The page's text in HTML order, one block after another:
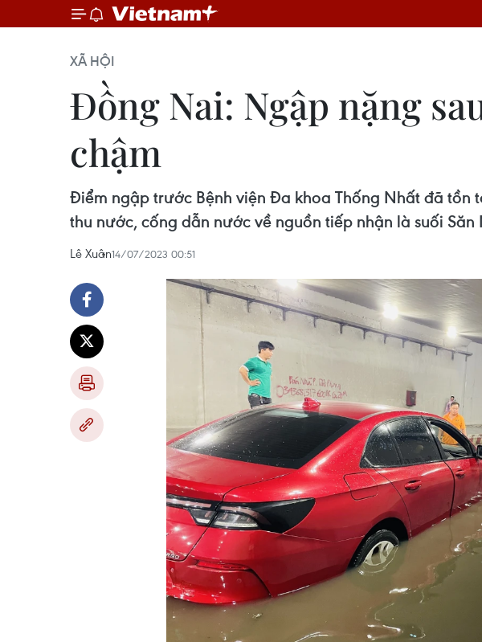
XÃ HỘI
Đồng Nai: Ngập nặng
chậm
Điểm ngập trước Bệnh viện Đa khoa Thống Nhất đã
thu nước, cống dẫn nước về nguồn tiếp nhận là suối Săn
Lê Xuân14/07/2023 00:51